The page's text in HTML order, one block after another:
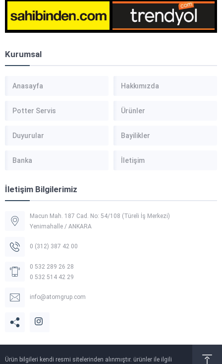
Kurumsal
Anasayfa Hakkımızda
Potter Servis Ürünler
Duyurular Bayilikler
Banka İletişim
İletişim Bilgilerimiz
Macun Mah. 187 Cad. No: 54/108 (Türeli İş Merkezi)
Yenimahalle / ANKARA
0 (312) 387 42 00
0 532 289 26 28
0 532 514 42 29
info@atomgrup.com
Ürün bilgileri kendi resmi sitelerinden alınmıştır. ürünler ile ilgili